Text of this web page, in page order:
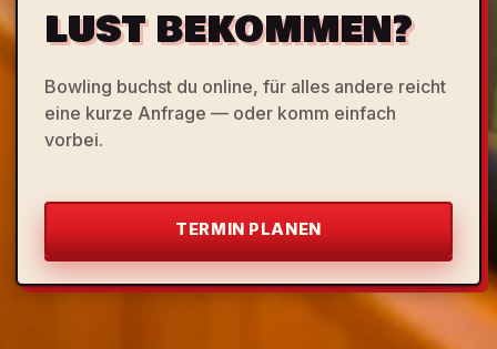
LUST BEKOMMEN?
Bowling buchst du online, für alles andere reicht
eine kurze Anfrage — oder komm einfach
vorbei.
TERMIN PLANEN